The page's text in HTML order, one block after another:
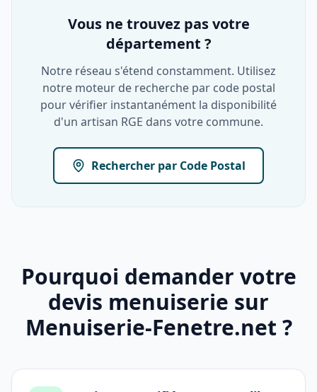
Vous ne trouvez pas votre
département ?
Notre réseau s'étend constamment. Utilisez
notre moteur de recherche par code postal
pour vérifier instantanément la disponibilité
d'un artisan RGE dans votre commune.
Rechercher par Code Postal
Pourquoi demander votre
devis menuiserie sur
Menuiserie-Fenetre.net ?